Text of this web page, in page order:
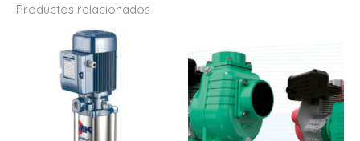
Productos relacionados